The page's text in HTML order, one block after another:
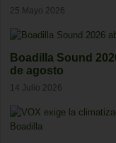
25 Mayo 2026
Boadilla Sound
de agosto
14 Julio 2026